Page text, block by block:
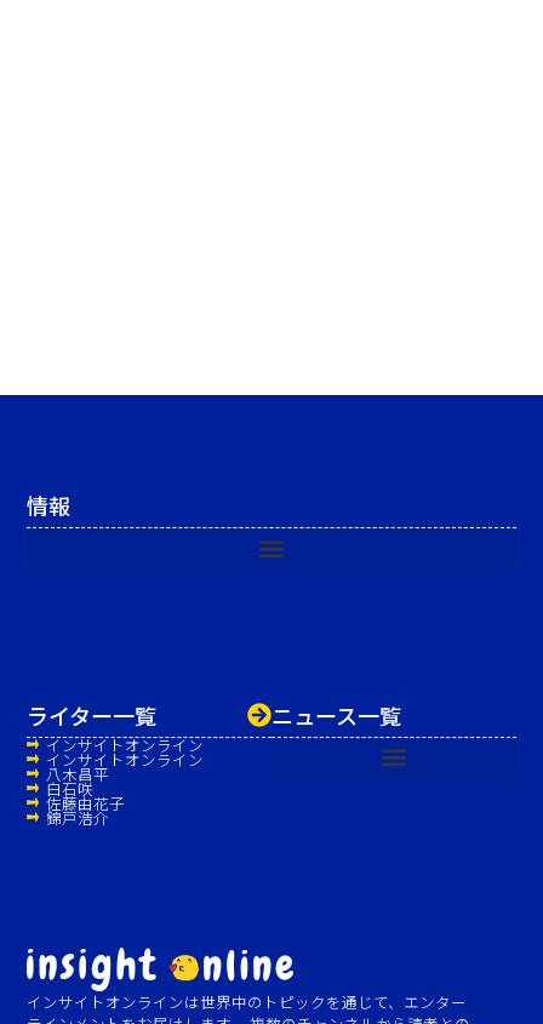
インサイトオンラインは世界中のトピックを通じて、エンター
ニュース一覧
ライター一覧
インサイトオンライン
インサイトオンライン
八木昌平
白石咲
佐藤由花子
錦戸浩介
情報